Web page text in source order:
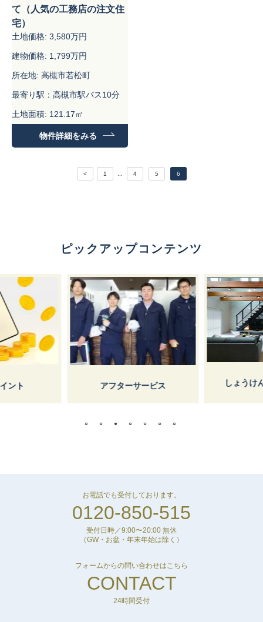
て（人気の工務店の注文住
宅）
土地価格: 3,580万円
建物価格: 1,799万円
所在地: 高槻市若松町
最寄り駅：高槻市駅バス10分
土地面積: 121.17㎡
建物面積：99.18㎡
物件詳細をみる
< 1 4 5 6
ピックアップコンテンツ
ント アフターサービス しょうけ
お電話でも受付しております。
0120-850-515
受付日時／9:00〜20:00 無休
（GW・お盆・年末年始は除く）
フォームからの問い合わせはこちら
CONTACT
24時間受付